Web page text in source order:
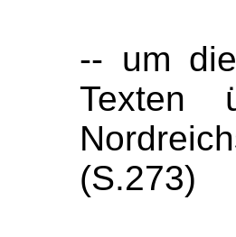
-- um
Texten
(S.273)